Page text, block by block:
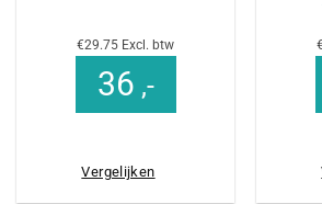
€29.75 Excl. btw
36 ,-
Vergelijken